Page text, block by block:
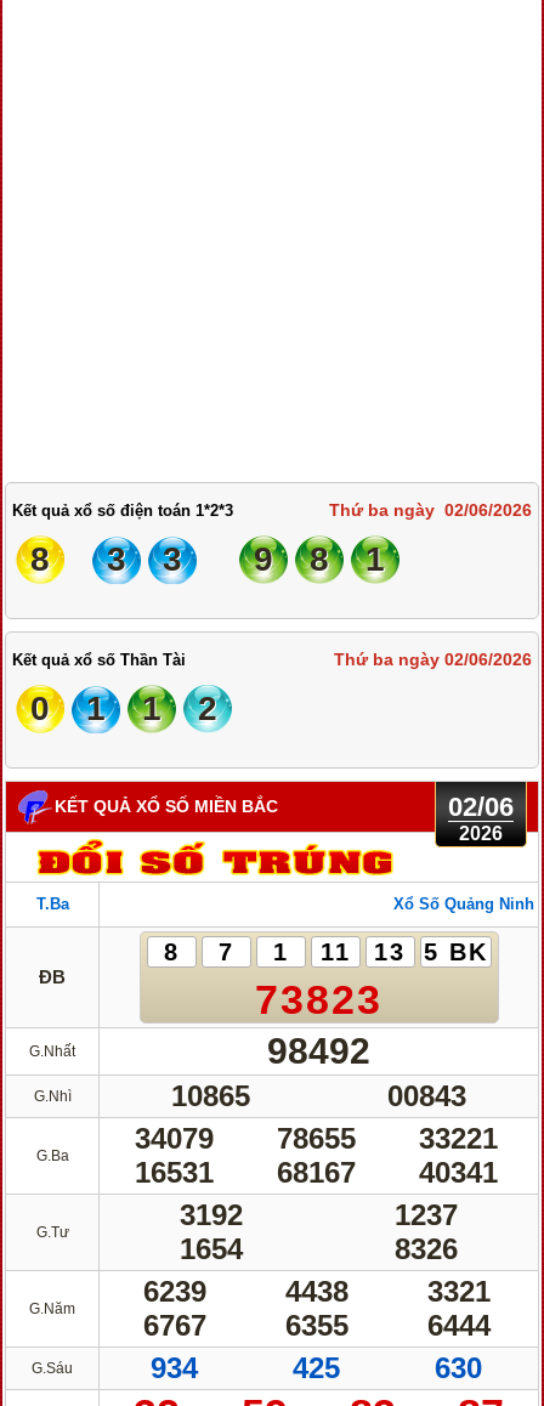
Kết quả xổ số điện toán 1*2*3 Thứ ba ngày 02/06/2026
8 3 3 9 8 1
Kết quả xổ số Thần Tài Thứ ba ngày 02/06/2026
0 1 1 2
02/06
2026
KẾT QUẢ XỔ SỐ MIỀN BẮC
T.Ba Xổ Số Quảng Ninh
ĐB
8 7 1 11 13 5 BK
73823
G.Nhất 98492
G.Nhì 10865 00843
G.Ba
34079 78655
33221
16531
68167 40341
G.Tư
3192
1237
1654
8326
G.Năm
6239 4438
3321
6767
6355 6444
G.Sáu 934 425 630